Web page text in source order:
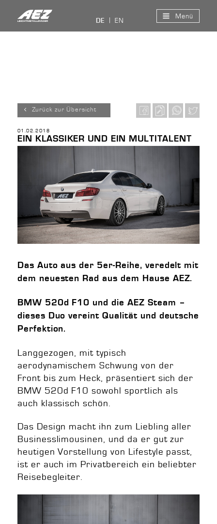
DE EN
Menü
Zurück zur Übersicht
01.02.2018
EIN KLASSIKER UND EIN MULTITALENT
Das Auto aus der 5er-Reihe, veredelt mit
dem neuesten Rad aus dem Hause AEZ.
BMW 520d F10 und die AEZ Steam –
dieses Duo vereint Qualität und deutsche
Perfektion.
Langgezogen, mit typisch
aerodynamischem Schwung von der
Front bis zum Heck, präsentiert sich der
BMW 520d F10 sowohl sportlich als
auch klassisch schön.
Das Design macht ihn zum Liebling aller
Businesslimousinen, und da er gut zur
heutigen Vorstellung von Lifestyle passt,
ist er auch im Privatbereich ein beliebter
Reisebegleiter.